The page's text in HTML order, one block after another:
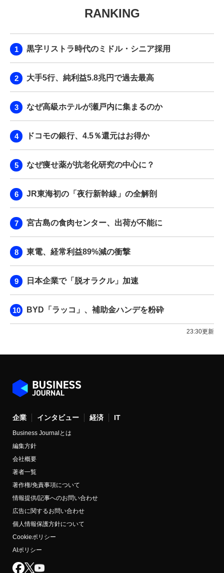
RANKING
黒字リストラ時代のミドル・シニア採用
大手5行、純利益5.8兆円で過去最高
なぜ高級ホテルが瀬戸内に集まるのか
ドコモの銀行、4.5％還元はお得か
なぜ痩せ薬が抗老化研究の中心に？
JR東海初の「夜行新幹線」の全解剖
宮古島の食肉センター、出荷が不能に
東電、経常利益89%減の衝撃
日本企業で「脱オラクル」加速
BYD「ラッコ」、補助金ハンデを粉砕
23:30更新
企業 インタビュー 経済 IT
Business Journalとは
編集方針
会社概要
著者一覧
著作権/免責事項について
情報提供/記事へのお問い合わせ
広告に関するお問い合わせ
個人情報保護方針について
Cookieポリシー
AIポリシー